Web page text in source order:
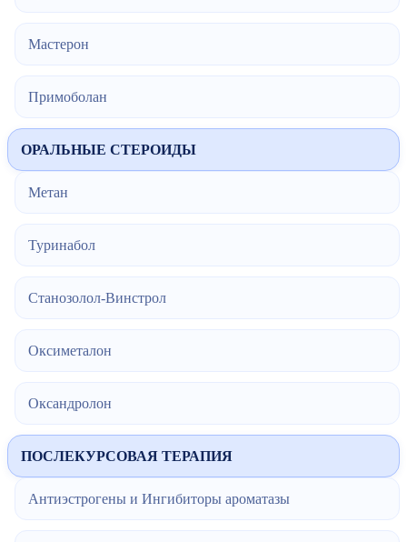
Мастерон
Примоболан
ОРАЛЬНЫЕ СТЕРОИДЫ
Метан
Туринабол
Станозолол-Винстрол
Оксиметалон
Оксандролон
ПОСЛЕКУРСОВАЯ ТЕРАПИЯ
Антиэстрогены и Ингибиторы ароматазы